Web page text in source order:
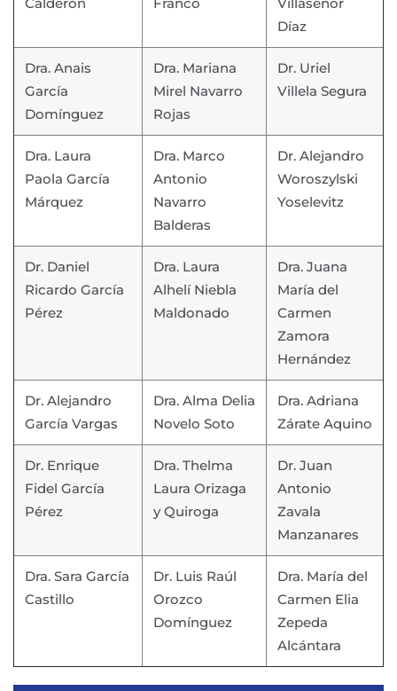
Díaz
Dra. Anais
García
Domínguez
Dra. Mariana
Mirel Navarro
Rojas
Dr. Uriel
Villela Segura
Dra. Laura
Paola García
Márquez
Dra. Marco
Antonio
Navarro
Balderas
Dr. Alejandro
Woroszylski
Yoselevitz
Dr. Daniel
Ricardo García
Pérez
Dra. Laura
Alhelí Niebla
Maldonado
Dra. Juana
María del
Carmen
Zamora
Hernández
Dr. Alejandro
García Vargas
Dra. Alma Delia
Novelo Soto
Dra. Adriana
Zárate Aquino
Dr. Enrique
Fidel García
Pérez
Dra. Thelma
Laura Orizaga
y Quiroga
Dr. Juan
Antonio
Zavala
Manzanares
Dra. Sara García
Castillo
Dr. Luis Raúl
Orozco
Domínguez
Dra. María del
Carmen Elia
Zepeda
Alcántara